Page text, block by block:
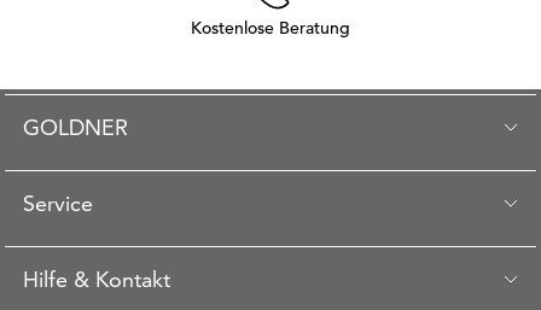
Kostenlose Beratung
GOLDNER
Service
Hilfe & Kontakt